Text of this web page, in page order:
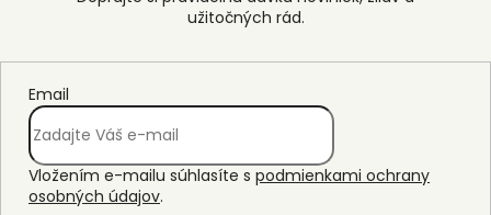
Email
Vložením e-mailu súhlasíte s podmienkami ochrany
osobných údajov.